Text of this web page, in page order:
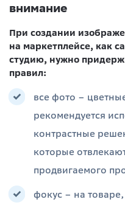
внимание
При создании
на маркетплейсе, как
студию, нужно
правил:
все фото –
рекомендуется
контрастные
которые
продвигаемого
фокус – на